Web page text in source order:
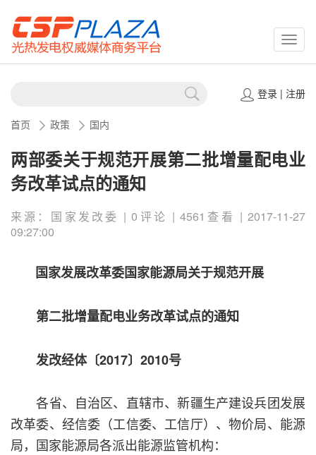
登录| 注册
首页 政策 国内
两部委关于规范开展第二批增量配电业
务改革试点的通知
来源：国家发改委 | 0评论 | 4561查看 | 2017-11-27
09:27:00
国家发展改革委国家能源局关于规范开展
第二批增量配电业务改革试点的通知
发改经体〔2017〕2010号
各省、自治区、直辖市、新疆生产建设兵团发展
改革委、经信委（工信委、工信厅）、物价局、能源
局，国家能源局各派出能源监管机构：